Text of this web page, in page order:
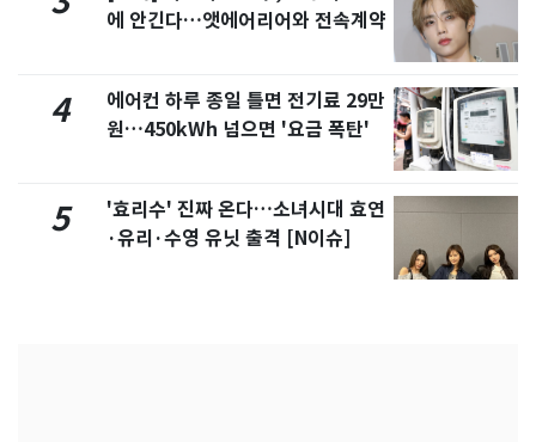
에 안긴다…앳에어리어와 전속계약
4
에어컨 하루 종일 틀면 전기료 29만
원…450kWh 넘으면 '요금 폭탄'
5
'효리수' 진짜 온다…소녀시대 효연
·유리·수영 유닛 출격 [N이슈]